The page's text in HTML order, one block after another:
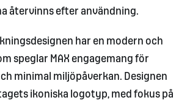
återvinns efter användning.
har en modern och
speglar MAX engagemang för
minimal miljöpåverkan. Designen
ikoniska logotyp, med fokus på